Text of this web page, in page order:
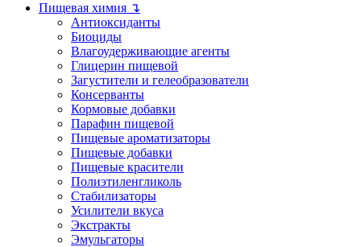
Пищевая химия ↴
Антиоксиданты
Биоциды
Влагоудерживающие агенты
Глицерин пищевой
Загустители и гелеобразователи
Консерванты
Кормовые добавки
Парафин пищевой
Пищевые ароматизаторы
Пищевые добавки
Пищевые красители
Полиэтиленгликоль
Стабилизаторы
Усилители вкуса
Экстракты
Эмульгаторы